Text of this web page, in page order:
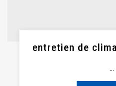
entretien de
...